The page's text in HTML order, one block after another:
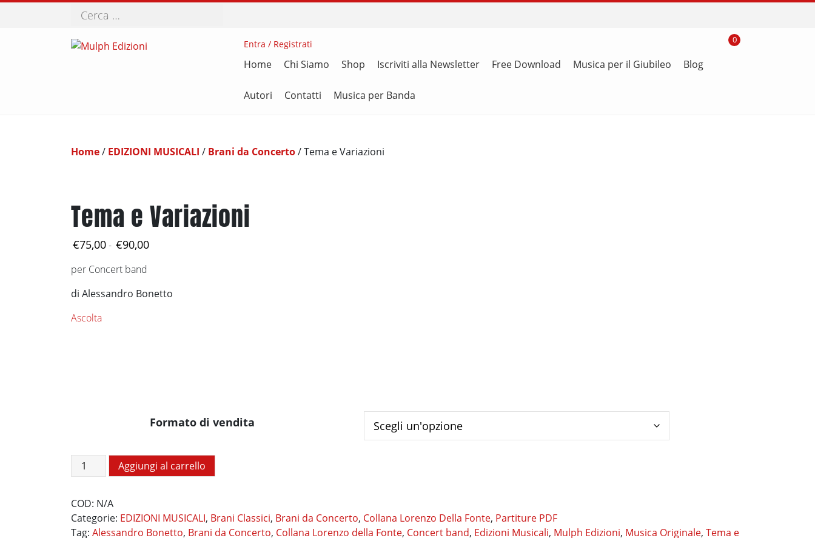
Entra / Registrati 0
Home Chi Siamo Shop Iscriviti alla Newsletter Free Download Musica per il Giubileo Blog
Autori Contatti Musica per Banda
Home/ EDIZIONI MUSICALI / Brani da Concerto/ Tema e Variazioni
Tema e Variazioni
€75,00- €90,00Fascia
€75,00
per Concert band
di Alessandro Bonetto
Ascolta
Formato di vendita
Tema
e
quantità
Aggiungi al carrello
COD: N/A
Categorie: EDIZIONI MUSICALI, Brani Classici, Brani da Concerto, Collana Lorenzo Della Fonte, Partiture PDF
Tag: Alessandro Bonetto, Brani da Concerto, Collana Lorenzo della Fonte, Concert band, Edizioni Musicali, Mulph Edizioni, Musica Originale, Tema e